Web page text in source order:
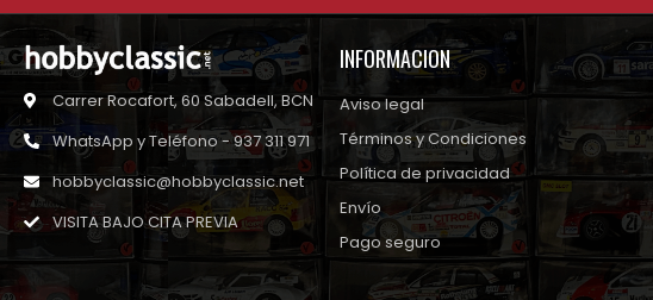
Carrer Rocafort, 60 Sabadell, BCN
WhatsApp y Teléfono - 937 311 971
hobbyclassic@hobbyclassic.net
VISITA BAJO CITA PREVIA
INFORMACION
Aviso legal
Términos y Condiciones
Política de privacidad
Envío
Pago seguro